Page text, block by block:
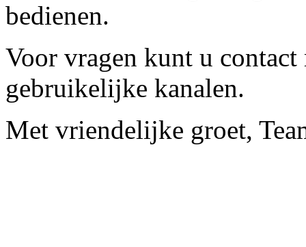
bedienen.
Voor vragen kunt u contact
gebruikelijke kanalen.
Met vriendelijke groet,